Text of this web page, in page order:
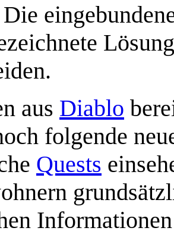
aus Diablo
folgende
Quests